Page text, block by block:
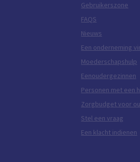
Gebruikerszone
FAQS
Nieuws
Een onderneming
Moederschapshulp
Eenoudergezinnen
Personen met een
Zorgbudget voor
Stel een vraag
Een klacht indienen